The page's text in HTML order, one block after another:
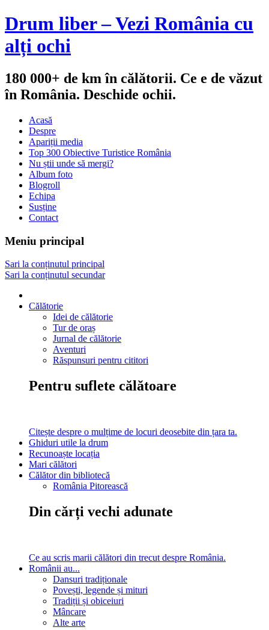
Drum liber – Vezi România cu
alți ochi
180 000+ de km în călătorii. Ce e de văzut
în România. Deschide ochii.
Acasă
Despre
Apariții media
Top 300 Obiective Turistice România
Nu știi unde să mergi?
Album foto
Blogroll
Echipa
Susține
Contact
Meniu principal
Sari la conținutul principal
Sari la conținutul secundar
Călătorie
Idei de călătorie
Tur de oraș
Jurnal de călătorie
Aventuri
Răspunsuri pentru cititori
Pentru suflete călătoare
Citește despre o mulțime de locuri deosebite din țara ta.
Ghiduri utile la drum
Recunoaște locația
Mari călători
Călător din bibliotecă
România Pitorească
Din cărți vechi adunate
Ce au scris marii călători din trecut despre România.
Românii au...
Dansuri tradiționale
Povești, legende și mituri
Tradiții și obiceiuri
Mâncare
Alte arte